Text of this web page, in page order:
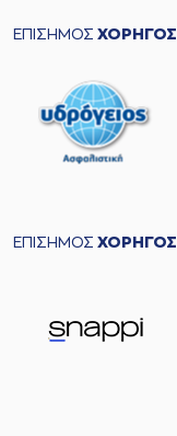
ΕΠΙΣΗΜΟΣ ΧΟΡΗΓΟΣ
ΕΠΙΣΗΜΟΣ ΧΟΡΗΓΟΣ